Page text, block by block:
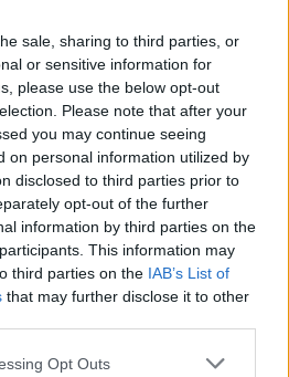
sale, sharing to third parties, or
or sensitive information for
please use the below opt-out
Please note that after your
you may continue seeing
on personal information utilized by
disclosed to third parties prior to
opt-out of the further
information by third parties on the
This information may
third parties on the IAB’s List of
that may further disclose it to other
app uses one or more Google
Opt Outs